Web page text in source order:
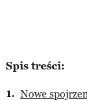
Spis treści:
Nowe